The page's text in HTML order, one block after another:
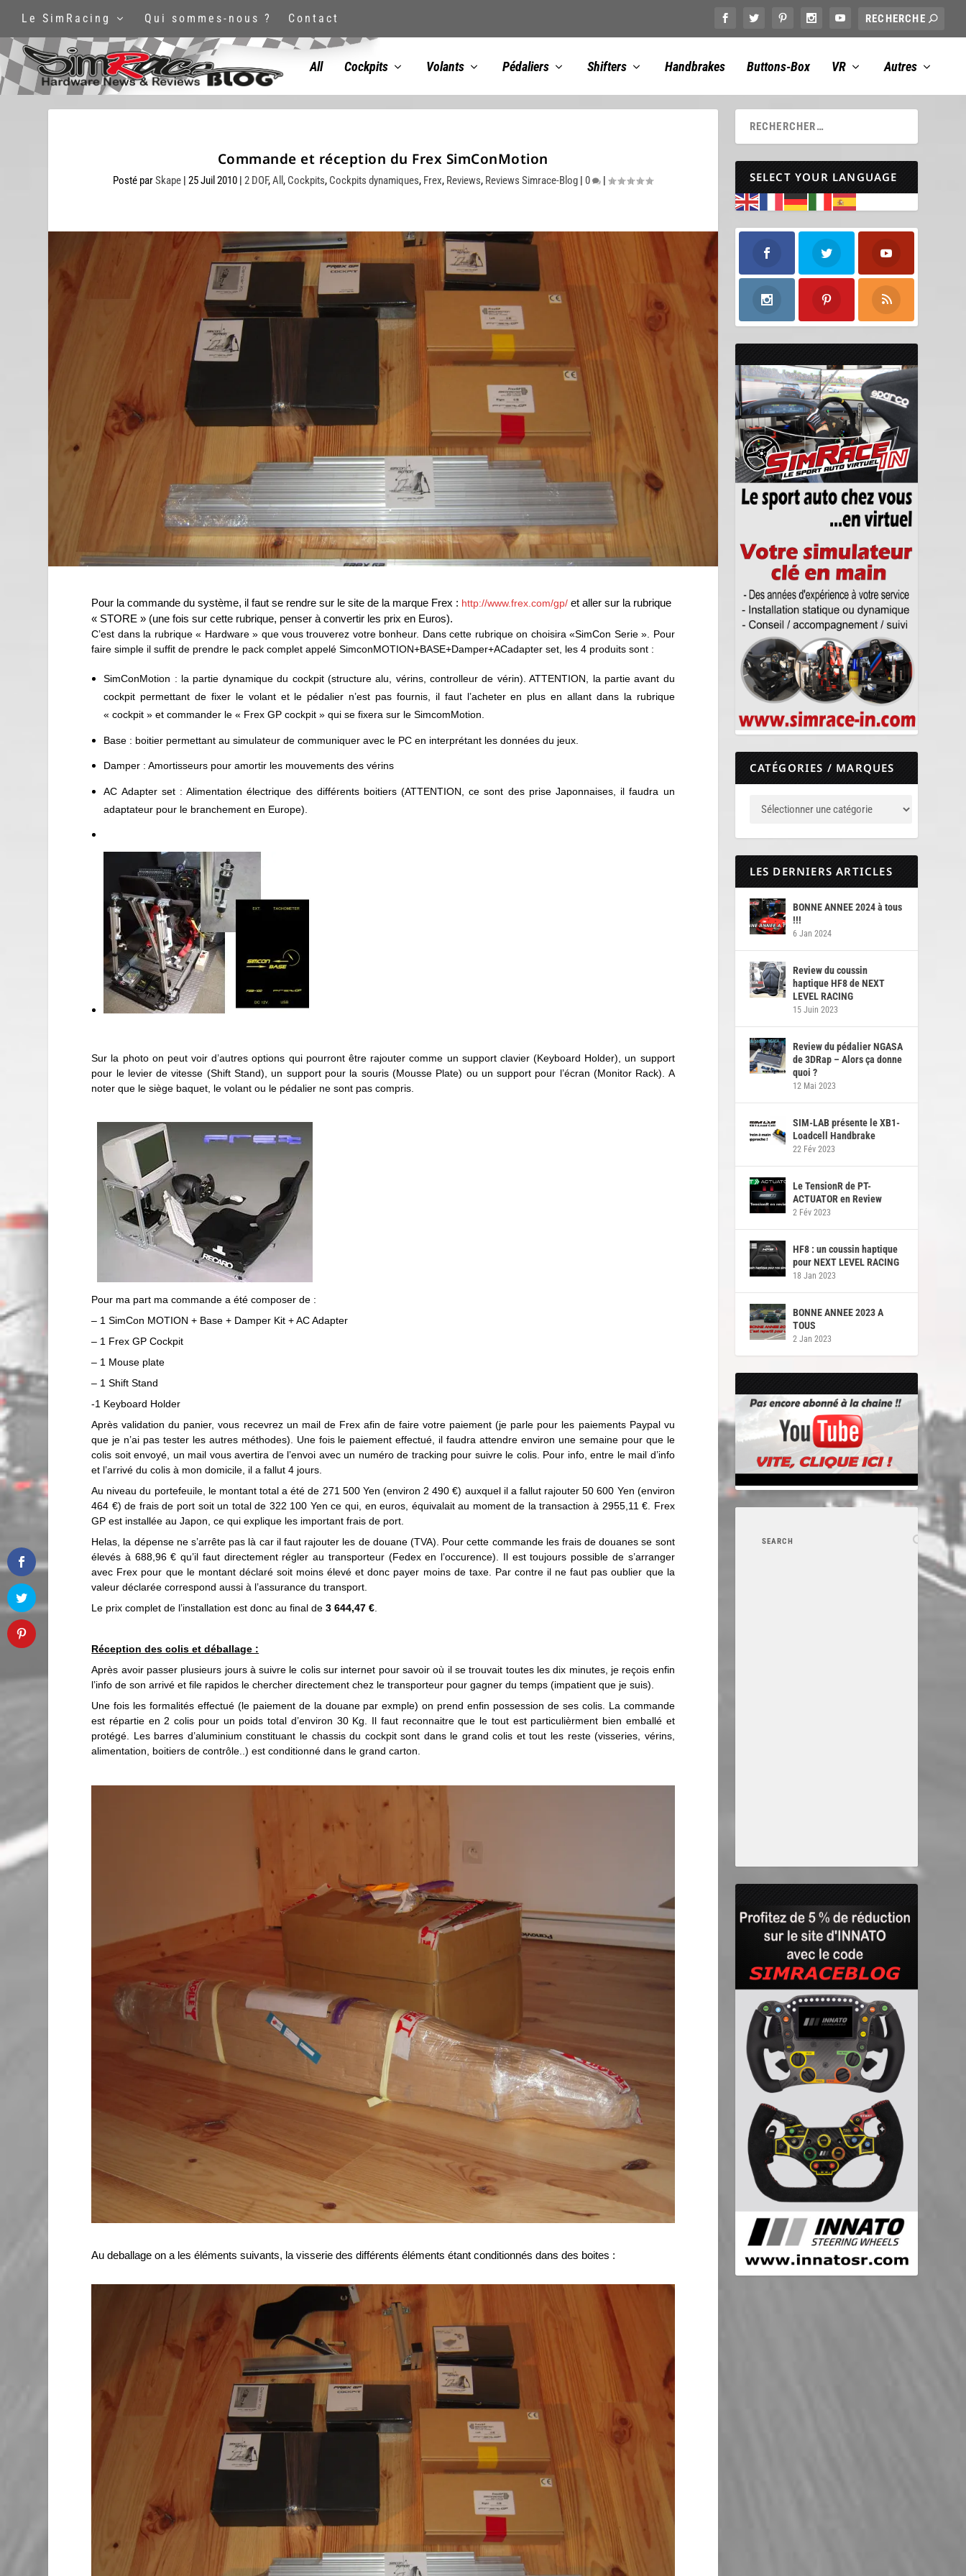
Le SimRacing Qui sommes-nous ? Contact
All Cockpits Volants Pédaliers Shifters Handbrakes Buttons-Box VR Autres
Commande et réception du Frex SimConMotion
Posté parSkape |25 Juil 2010 |2 DOF,All, Cockpits, Cockpits dynamiques, Frex, Reviews, Reviews Simrace-Blog |0 |
Pour la commande du système, il faut se rendre sur le site de la marque Frex : http://www.frex.com/gp/ et aller sur la rubrique
« STORE » (une fois sur cette rubrique, penser à convertir les prix en Euros).
C’est dans la rubrique « Hardware » que vous trouverez votre bonheur. Dans cette rubrique on choisira«SimCon Serie ». Pour
faire simple il suffit de prendre le pack complet appelé SimconMOTION+BASE+Damper+ACadapter set, les 4 produits sont :
SimConMotion : la partie dynamiquedu cockpit (structure alu, vérins, controlleur de vérin). ATTENTION, la partie avant du
cockpit permettant de fixer le volant et le pédalier n’est pas fournis, il faut l’acheter en plus en allant dans la rubrique
« cockpit » et commander le « Frex GP cockpit » qui se fixera sur le SimcomMotion.
Base : boitier permettant au simulateur de communiquer avec le PC en interprétant les données du jeux.
Damper : Amortisseurs pour amortir les mouvements des vérins
AC Adapter set : Alimentation électrique des différents boitiers (ATTENTION, ce sont des prise Japonnaises, il faudra un
adaptateur pour le branchement en Europe).
Sur la photo on peut voir d’autres options qui pourront être rajouter comme un support clavier (Keyboard Holder), un support
pour le levier de vitesse (Shift Stand), un support pour la souris (Mousse Plate) ou un support pour l’écran (Monitor Rack). A
noter que le siège baquet, le volant ou le pédalier ne sont pas compris.
Pour ma part ma commande a été composer de :
– 1 SimCon MOTION + Base + Damper Kit + AC Adapter
– 1 Frex GP Cockpit
– 1 Mouse plate
– 1 Shift Stand
-1 Keyboard Holder
Après validation du panier, vous recevrez un mail de Frex afin de faire votre paiement (je parle pour les paiements Paypal vu
que je n’ai pas tester les autres méthodes). Une fois le paiement effectué, il faudra attendre environ une semaine pour que le
colis soit envoyé, un mail vous avertira de l’envoi avec un numéro de tracking pour suivre le colis. Pour info, entre le mail d’info
et l’arrivé du colis à mon domicile, il a fallut 4 jours.
Au niveau du portefeuile, le montant total a été de 271 500 Yen (environ 2 490 €) auxquel il a fallut rajouter 50 600 Yen (environ
464 €) de frais de port soit un total de 322 100 Yen ce qui, en euros, équivalait au moment de la transaction à 2955,11 €. Frex
GP est installée au Japon, ce qui explique les important frais de port.
Helas, la dépense ne s’arrête pas là car il faut rajouter les de douane (TVA). Pour cette commande les frais de douanes se sont
élevés à 688,96 € qu’il faut directement régler au transporteur (Fedex en l’occurence). Il est toujours possible de s’arranger
avec Frex pour que le montant déclaré soit moins élevé et donc payer moins de taxe. Par contre il ne faut pas oublier que la
valeur déclarée correspond aussi à l’assurance du transport.
Le prix complet de l’installation est donc au final de3 644,47 €
Réception des colis et déballage :
Après avoir passer plusieurs jours à suivre le colis sur internet pour savoir où il se trouvait toutes les dix minutes, je reçois enfin
l’info de son arrivé et file rapidos le chercher directement chez le transporteur pour gagner du temps (impatient que je suis).
Une fois les formalités effectué (le paiement de la douane par exmple) on prend enfin possession de ses colis. La commande
est répartie en 2 colis pour un poids total d’environ 30 Kg. Il faut reconnaitre que le tout est particulièrment bien emballé et
protégé. Les barres d’aluminium constituant le chassis du cockpit sont dans le grand colis et tout les reste (visseries, vérins,
alimentation, boitiers de contrôle..) est conditionné dans le grand carton.
Au deballage on a les éléments suivants, la visserie des différents éléments étant conditionnés dans des boites :
SELECT YOUR LANGUAGE
CATÉGORIES / MARQUES
LES DERNIERS ARTICLES
BONNE ANNEE 2024 à tous
!!!
6 Jan 2024
Review du coussin
haptique HF8 de NEXT
LEVEL RACING
15 Juin 2023
Review du pédalier NGASA
de 3DRap – Alors ça donne
quoi ?
12 Mai 2023
SIM-LAB présente le XB1-
Loadcell Handbrake
22 Fév 2023
Le TensionR de PT-
ACTUATOR en Review
2 Fév 2023
HF8 : un coussin haptique
pour NEXT LEVEL RACING
18 Jan 2023
BONNE ANNEE 2023 A
TOUS
2 Jan 2023